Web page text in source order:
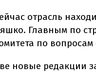
отрасль
Главным по
по
новые редакции